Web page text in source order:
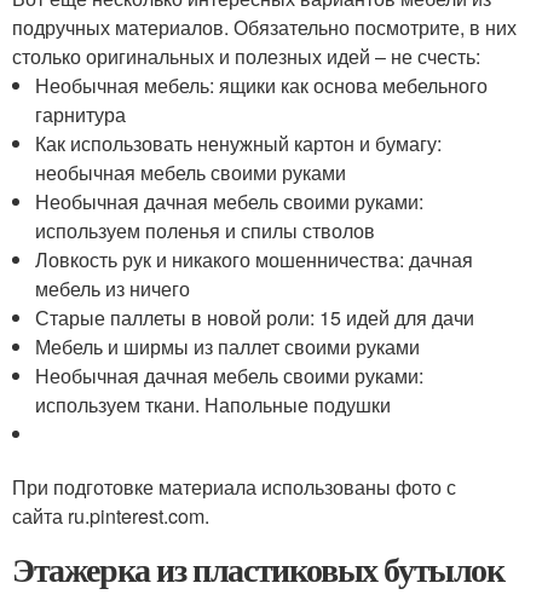
подручных материалов. Обязательно посмотрите, в них
столько оригинальных и полезных идей – не счесть:
Необычная мебель: ящики как основа мебельного
гарнитура
Как использовать ненужный картон и бумагу:
необычная мебель своими руками
Необычная дачная мебель своими руками:
используем поленья и спилы стволов
Ловкость рук и никакого мошенничества: дачная
мебель из ничего
Старые паллеты в новой роли: 15 идей для дачи
Мебель и ширмы из паллет своими руками
Необычная дачная мебель своими руками:
используем ткани. Напольные подушки
При подготовке материала использованы фото с
сайта ru.pinterest.com.
Этажерка из пластиковых бутылок